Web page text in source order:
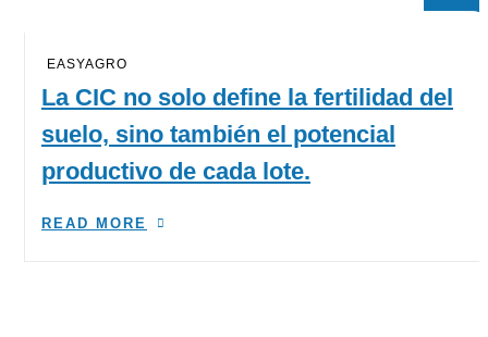
EASYAGRO
La CIC no solo define la fertilidad del
suelo, sino también el potencial
productivo de cada lote.
READ MORE